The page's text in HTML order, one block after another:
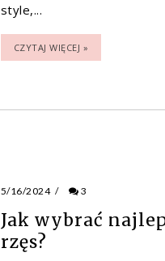
style,...
CZYTAJ WIĘCEJ »
5/16/2024 / 3
Jak wybrać
rzęs?